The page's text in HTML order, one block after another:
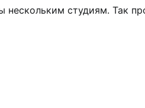
нескольким студиям. Так